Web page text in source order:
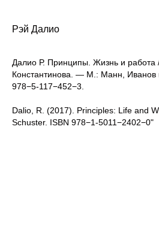
Рэй Далио
Далио Р. Принципы. Жизнь и работа
Константинова. — М.: Манн, Иванов
978−5-117−452−3.
Dalio, R. (2017). Principles: Life and
Schuster. ISBN 978−1-5011−2402−0"